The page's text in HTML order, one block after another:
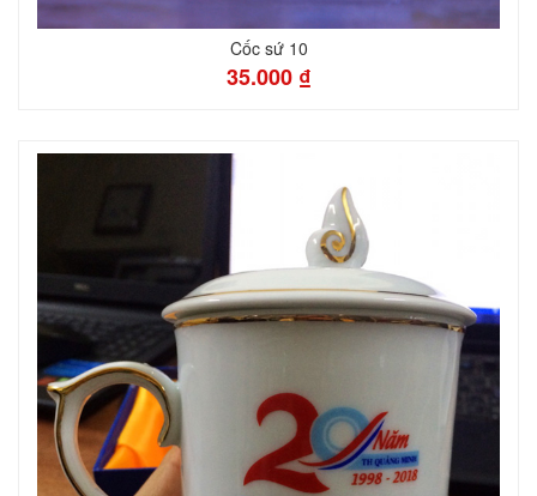
Cốc sứ 10
35.000 ₫